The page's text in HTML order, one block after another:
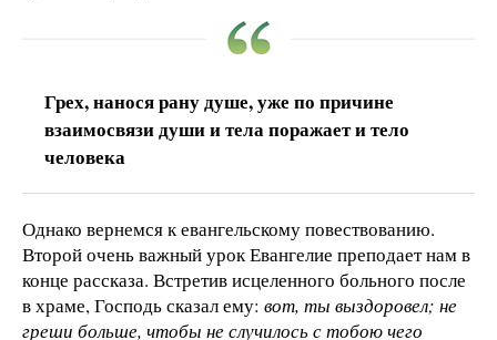
Грех, нанося рану душе, уже по причине
взаимосвязи души и тела поражает и тело
человека
Однако вернемся к евангельскому повествованию.
Второй очень важный урок Евангелие преподает нам в
конце рассказа. Встретив исцеленного больного после
в храме, Господь сказал ему: вот, ты выздоровел; не
греши больше, чтобы не случилось с тобою чего